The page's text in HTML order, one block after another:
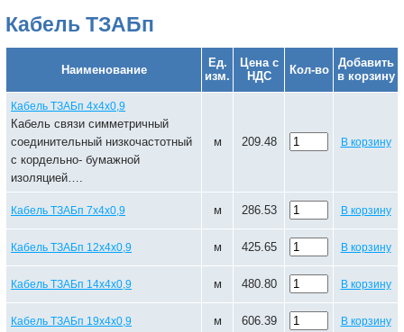
Кабель ТЗАБп
Наименование
Ед.
изм.
Цена с
НДС
Кол-во
Добавить
в корзину
Кабель ТЗАБп 4х4х0,9
Кабель связи симметричный
соединительный низкочастотный
с кордельно- бумажной
изоляцией….
м 209.48 В корзину
Кабель ТЗАБп 7х4х0,9 м 286.53 В корзину
Кабель ТЗАБп 12х4х0,9 м 425.65 В корзину
Кабель ТЗАБп 14х4х0,9 м 480.80 В корзину
Кабель ТЗАБп 19х4х0,9 м 606.39 В корзину